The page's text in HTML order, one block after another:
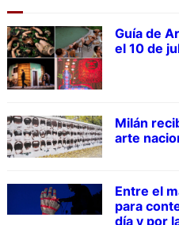
Guía de
el 10 de
Milán
arte
Entre el
para
día y por